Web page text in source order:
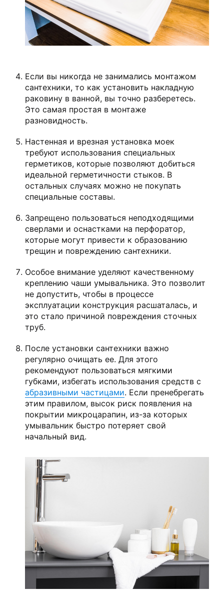
Если вы никогда не занимались монтажом
сантехники, то как установить накладную
раковину в ванной, вы точно разберетесь.
Это самая простая в монтаже
разновидность.
Настенная и врезная установка моек
требуют использования специальных
герметиков, которые позволяют добиться
идеальной герметичности стыков. В
остальных случаях можно не покупать
специальные составы.
Запрещено пользоваться неподходящими
сверлами и оснастками на перфоратор,
которые могут привести к образованию
трещин и повреждению сантехники.
Особое внимание уделяют качественному
креплению чаши умывальника. Это позволит
не допустить, чтобы в процессе
эксплуатации конструкция расшаталась, и
это стало причиной повреждения сточных
труб.
После установки сантехники важно
регулярно очищать ее. Для этого
рекомендуют пользоваться мягкими
губками, избегать использования средств с
абразивными частицами. Если пренебрегать
этим правилом, высок риск появления на
покрытии микроцарапин, из-за которых
умывальник быстро потеряет свой
начальный вид.